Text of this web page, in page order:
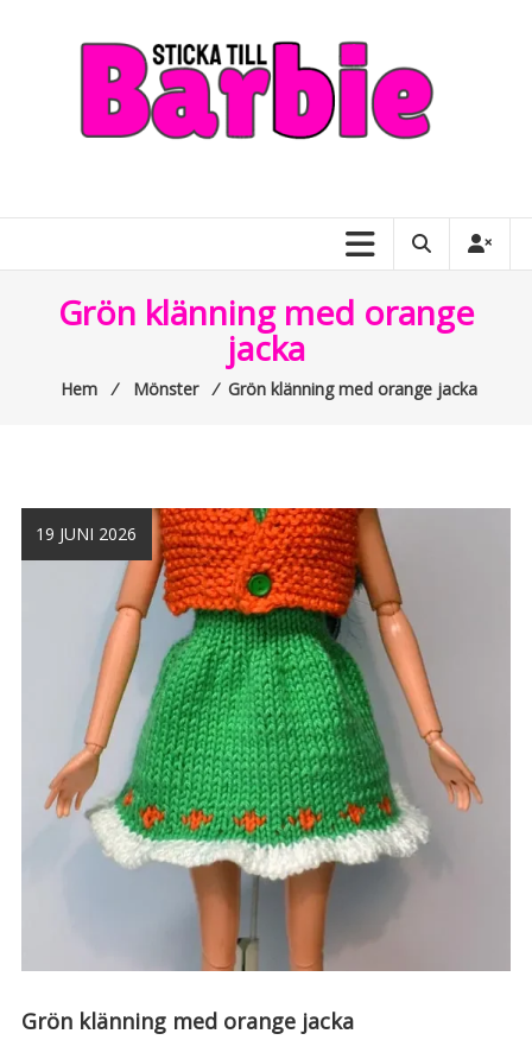
allt
om
Grön klänning med orange
jacka
Hem ⁄ Mönster ⁄ Grön klänning med orange jacka
19 JUNI 2026
Grön klänning med orange jacka